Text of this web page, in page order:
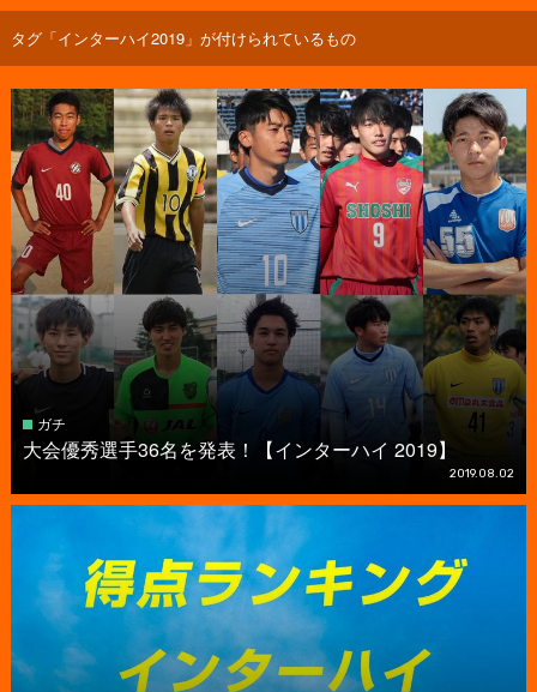
タグ「インターハイ2019」が付けられているもの
ガチ
大会優秀選手36名を発表！【インターハイ 2019】
2019.08.02